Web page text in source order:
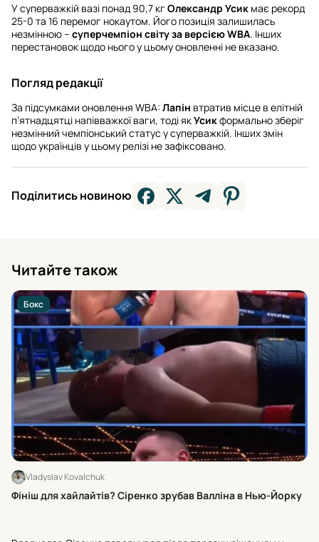
У суперважкій вазі понад 90,7 кг Олександр Усик має рекорд
25-0 та 16 перемог нокаутом. Його позиція залишилась
незмінною – суперчемпіон світу за версією WBA. Інших
перестановок щодо нього у цьому оновленні не вказано.
Погляд редакції
За підсумками оновлення WBA: Лапін втратив місце в елітній
п’ятнадцятці напівважкої ваги, тоді якУсикформально зберіг
незмінний чемпіонський статус у суперважкій. Інших змін
щодо українців у цьому релізі не зафіксовано.
Поділитись новиною
Читайте також
Бокс
Vladyslav Kovalchuk
Фініш для хайлайтів? Сіренко зрубав Валліна в Нью-Йорку